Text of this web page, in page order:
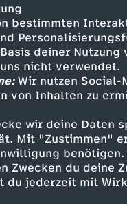
bestimmten
deiner Nutzung
nicht verwendet.
Wir nutzen Social-
von Inhalten zu
wir deine Daten
Mit "Zustimmen"
Zwecken du deine
du jederzeit mit
Kölner
Kumpel
Wenn
Art und Weise.
Acheampong